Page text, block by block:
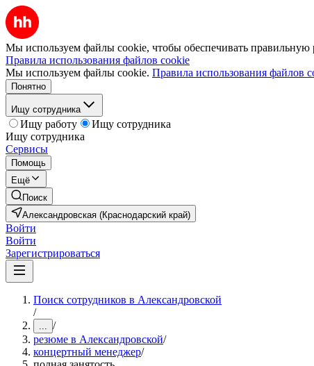
Мы используем файлы cookie, чтобы обеспечивать правильную
Правила использования файлов cookie
Мы используем файлы cookie. Правила использования файлов
Понятно
Ищу сотрудника
Ищу работу
Ищу сотрудника
Ищу сотрудника
Сервисы
Помощь
Ещё
Поиск
Александровская (Краснодарский край)
Войти
Войти
Зарегистрироваться
Поиск сотрудников в Александровской
/
... /
резюме в Александровской/
концертный менеджер/